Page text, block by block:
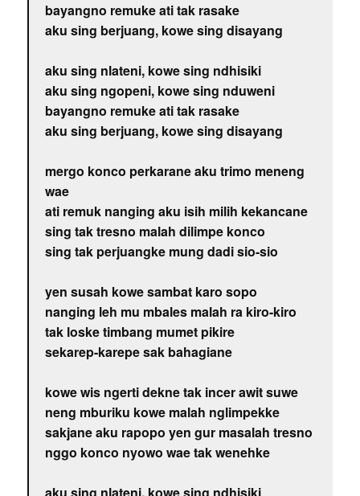
bayangno remuke ati tak rasake
aku sing berjuang, kowe sing disayang
aku sing nlateni, kowe sing ndhisiki
aku sing ngopeni, kowe sing nduweni
bayangno remuke ati tak rasake
aku sing berjuang, kowe sing disayang
mergo konco perkarane aku trimo meneng
wae
ati remuk nanging aku isih milih kekancane
sing tak tresno malah dilimpe konco
sing tak perjuangke mung dadi sio-sio
yen susah kowe sambat karo sopo
nanging leh mu mbales malah ra kiro-kiro
tak loske timbang mumet pikire
sekarep-karepe sak bahagiane
kowe wis ngerti dekne tak incer awit suwe
neng mburiku kowe malah nglimpekke
sakjane aku rapopo yen gur masalah tresno
nggo konco nyowo wae tak wenehke